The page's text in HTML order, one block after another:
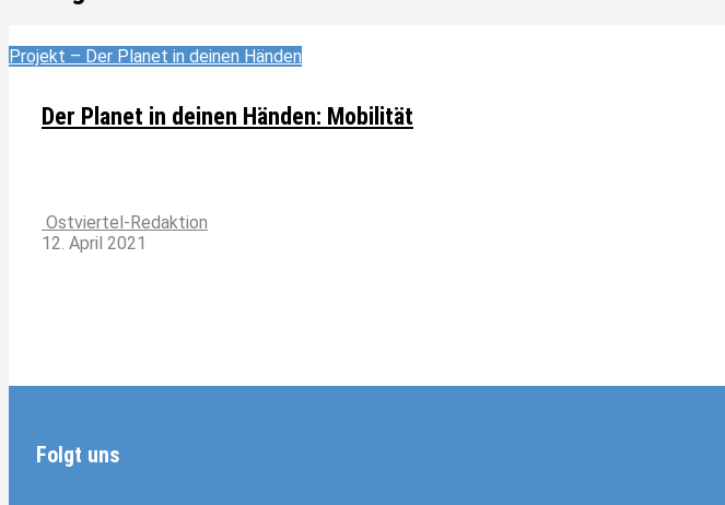
Projekt – Der Planet in deinen Händen
Der Planet in deinen Händen: Mobilität
Ostviertel-Redaktion
12. April 2021
Folgt uns